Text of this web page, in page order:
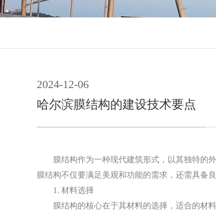
2024-12-06
哈尔滨膜结构的建设技术要点
膜结构作为一种现代建筑形式，以其独特的
膜结构不仅要满足美观和功能的需求，还需具备
1. 材料选择
膜结构的核心在于其材料的选择，适合的材